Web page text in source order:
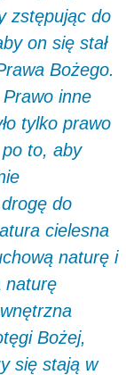
zstępując do
on się stał
Bożego.
inne
tylko prawo
po to, aby
do
cielesna
naturę i
naturę
Bożej,
się stają w